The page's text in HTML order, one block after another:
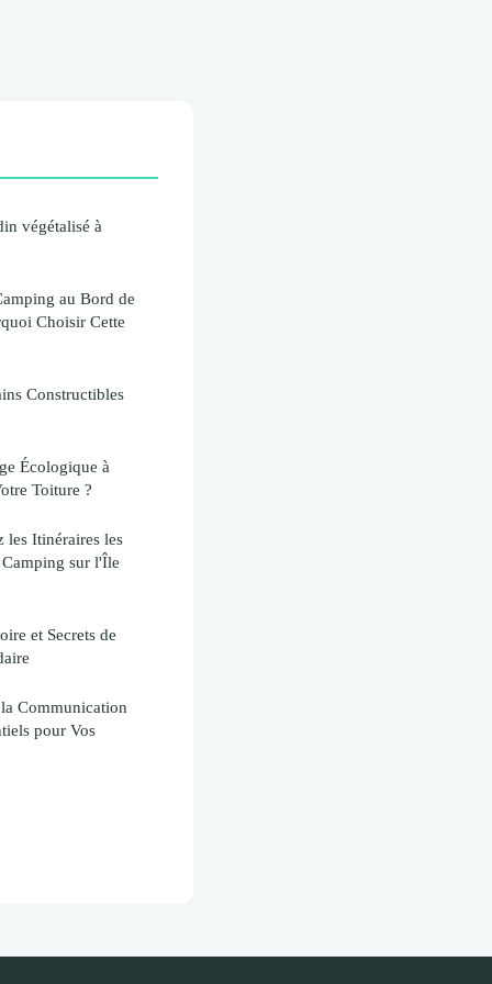
végétalisé à
au Bord de
Choisir Cette
Constructibles
Écologique à
Toiture ?
les Itinéraires les
sur l'Île
et Secrets de
Communication
pour Vos